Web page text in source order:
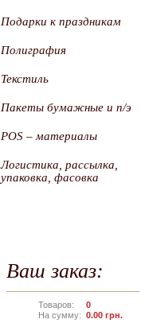
Подарки к праздникам
Полиграфия
Текстиль
Пакеты бумажные и п/э
POS – материалы
Логистика, рассылка,
упаковка, фасовка
Ваш заказ:
Товаров:
На сумму:
0
0.00 грн.